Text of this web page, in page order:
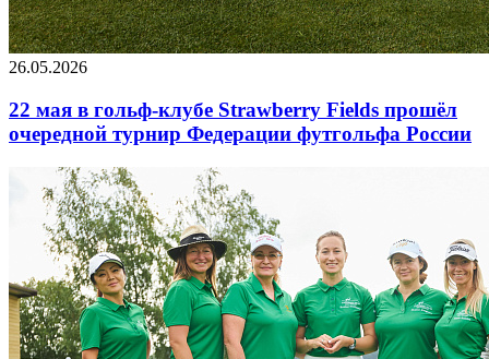
26.05.2026
22 мая в гольф-клубе Strawberry Fields прошёл
очередной турнир Федерации футгольфа России